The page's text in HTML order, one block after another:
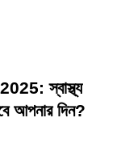
স্বাস্থ্য
আপনার দিন?